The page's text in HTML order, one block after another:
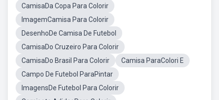
CamisaDa Copa Para Colorir
ImagemCamisa Para Colorir
DesenhoDe Camisa De Futebol
CamisaDo Cruzeiro Para Colorir
CamisaDo Brasil Para Colorir
Camisa ParaColori E
Campo De Futebol ParaPintar
ImagensDe Futebol Para Colorir